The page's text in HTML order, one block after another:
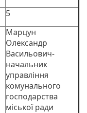
5
Марцун
Олександр
Васильович-
начальник
управління
комунального
господарства
міської ради